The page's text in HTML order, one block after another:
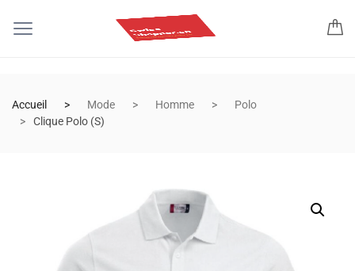
Accueil Mode Homme
Polo
Clique Polo (S)